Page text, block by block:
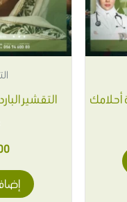
أحلامك
التقشير